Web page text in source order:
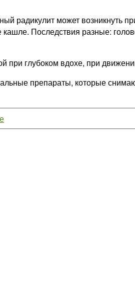
радикулит может возникнуть
Последствия разные:
при глубоком вдохе, при
препараты, которые